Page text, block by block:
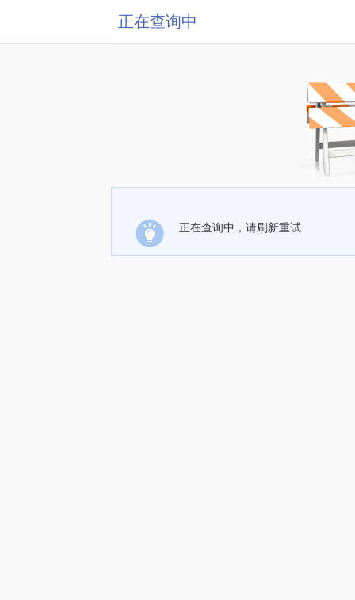
正在查询中
正在查询中，请刷新重试